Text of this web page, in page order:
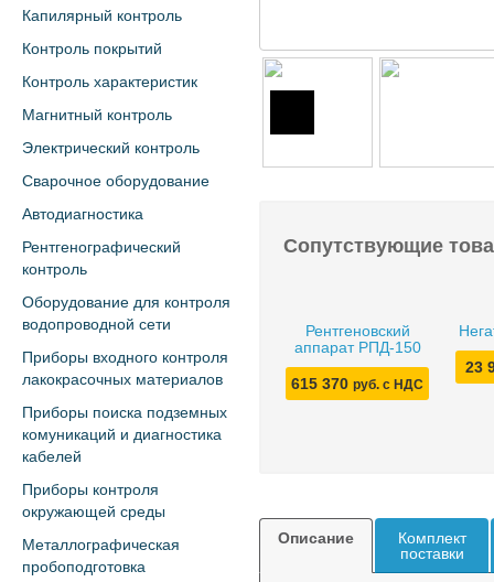
Капилярный контроль
Контроль покрытий
Контроль характеристик
Магнитный контроль
Электрический контроль
Сварочное оборудование
Автодиагностика
Рентгенографический
контроль
Оборудование для контроля
водопроводной сети
Приборы входного контроля
лакокрасочных материалов
Приборы поиска подземных
комуникаций и диагностика
кабелей
Приборы контроля
окружающей среды
Металлографическая
пробоподготовка
Сопутствующие
Рентгеновский
аппарат РПД-150
615 370 руб. с НДС
23
Описание
Комплект
поставки